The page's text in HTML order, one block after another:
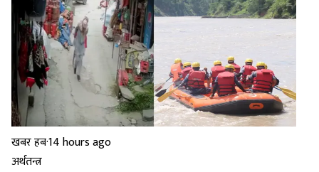
खबर हब·14 hours ago
अर्थतन्त्र